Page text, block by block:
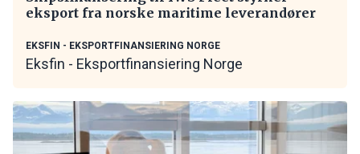
eksport fra norske maritime leverandører
EKSFIN - EKSPORTFINANSIERING NORGE
Eksfin - Eksportfinansiering Norge